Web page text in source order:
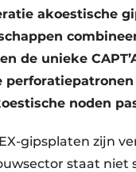
akoestische
de unieke
noden
gipsplaten zijn
staat